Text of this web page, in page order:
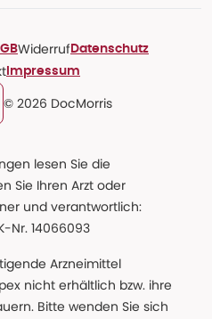
Widerruf Datenschutz
Impressum
© 2026 DocMorris
lesen Sie die
Sie Ihren Arzt oder
und verantwortlich:
Nr. 14066093
Arzneimittel
nicht erhältlich bzw. ihre
Bitte wenden Sie sich